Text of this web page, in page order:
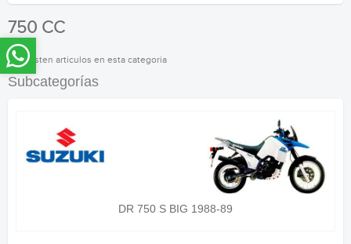
750 CC
No existen articulos en esta categoria
Subcategorías
DR 750 S BIG 1988-89